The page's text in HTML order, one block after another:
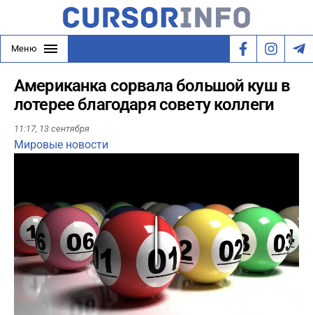
Меню
Американка сорвала большой куш в
лотерее благодаря совету коллеги
11:17, 13 сентября
Мировые новости
Play